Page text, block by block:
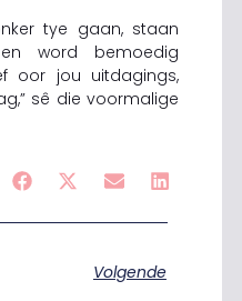
tye gaan, staan
word bemoedig
oor jou uitdagings,
sê die voormalige
Volgende